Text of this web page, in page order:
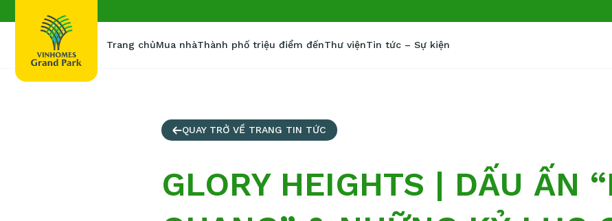
Trang chủMua nhàThành phố triệu điểm đếnThư việnTin tức – Sự kiện
QUAY TRỞ VỀ TRANG TIN TỨC
GLORY HEIGHTS | DẤU ẤN